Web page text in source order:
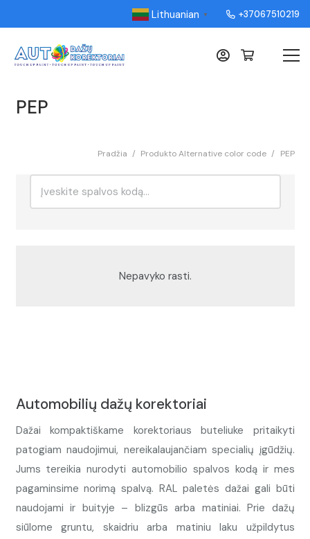
Lithuanian ▼ +37067510219
PEP
Pradžia / Produkto Alternative color code / PEP
Nepavyko rasti.
Automobilių dažų korektoriai
Dažai kompaktiškame korektoriaus buteliuke pritaikyti
patogiam naudojimui, nereikalaujančiam specialių įgūdžių.
Jums tereikia nurodyti automobilio spalvos kodą ir mes
pagaminsime norimą spalvą. RAL paletės dažai gali būti
naudojami ir buityje – blizgūs arba matiniai. Prie dažų
siūlome gruntu, skaidriu arba matiniu laku užpildytus